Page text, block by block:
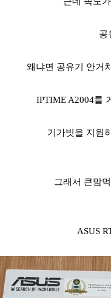
공
왜냐면 공유기 안거
IPTIME A2004를
기가빗을 지원
그래서 큰맘
ASUS